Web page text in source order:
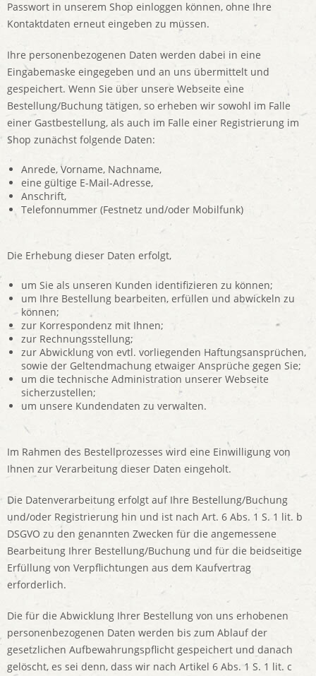
Passwort in unserem Shop einloggen können, ohne Ihre
Kontaktdaten erneut eingeben zu müssen.
Ihre personenbezogenen Daten werden dabei in eine
Eingabemaske eingegeben und an uns übermittelt und
gespeichert. Wenn Sie über unsere Webseite eine
Bestellung/Buchung tätigen, so erheben wir sowohl im Falle
einer Gastbestellung, als auch im Falle einer Registrierung im
Shop zunächst folgende Daten:
Anrede, Vorname, Nachname,
eine gültige E-Mail-Adresse,
Anschrift,
Telefonnummer (Festnetz und/oder Mobilfunk)
Die Erhebung dieser Daten erfolgt,
um Sie als unseren Kunden identifizieren zu können;
um Ihre Bestellung bearbeiten, erfüllen und abwickeln zu
können;
zur Korrespondenz mit Ihnen;
zur Rechnungsstellung;
zur Abwicklung von evtl. vorliegenden Haftungsansprüchen,
sowie der Geltendmachung etwaiger Ansprüche gegen Sie;
um die technische Administration unserer Webseite
sicherzustellen;
um unsere Kundendaten zu verwalten.
Im Rahmen des Bestellprozesses wird eine Einwilligung von
Ihnen zur Verarbeitung dieser Daten eingeholt.
Die Datenverarbeitung erfolgt auf Ihre Bestellung/Buchung
und/oder Registrierung hin und ist nach Art. 6 Abs. 1 S. 1 lit. b
DSGVO zu den genannten Zwecken für die angemessene
Bearbeitung Ihrer Bestellung/Buchung und für die beidseitige
Erfüllung von Verpflichtungen aus dem Kaufvertrag
erforderlich.
Die für die Abwicklung Ihrer Bestellung von uns erhobenen
personenbezogenen Daten werden bis zum Ablauf der
gesetzlichen Aufbewahrungspflicht gespeichert und danach
gelöscht, es sei denn, dass wir nach Artikel 6 Abs. 1 S. 1 lit. c